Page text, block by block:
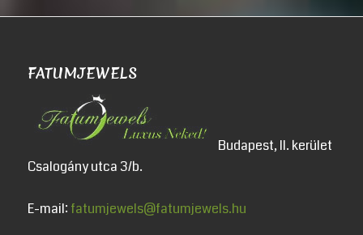
FATUMJEWELS
Budapest, II. kerület
Csalogány utca 3/b.
E-mail: fatumjewels@fatumjewels.hu